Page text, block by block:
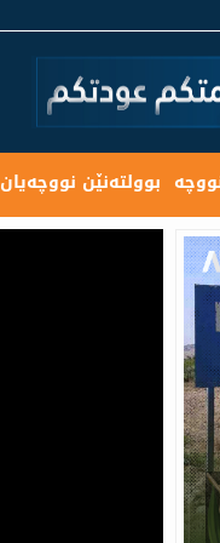
بوولته‌نێن نووچه‌یان